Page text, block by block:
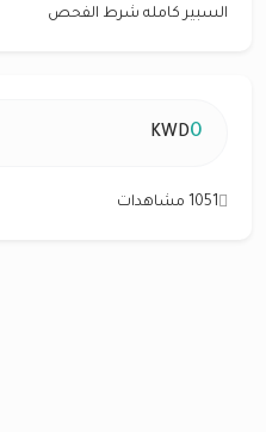
السبير كامله شرط الفحص
0
KWD
1051 مشاهدات